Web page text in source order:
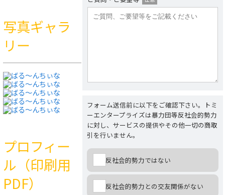
写真ギャラ
リー
プロフィー
ル（印刷用
PDF）
フォーム送信前に以下をご確認下さい。トミ
ーエンタープライズは暴力団等反社会的勢力
に対し、サービスの提供やその他一切の商取
引を行いません。
反社会的勢力ではない
反社会的勢力との交友関係がない